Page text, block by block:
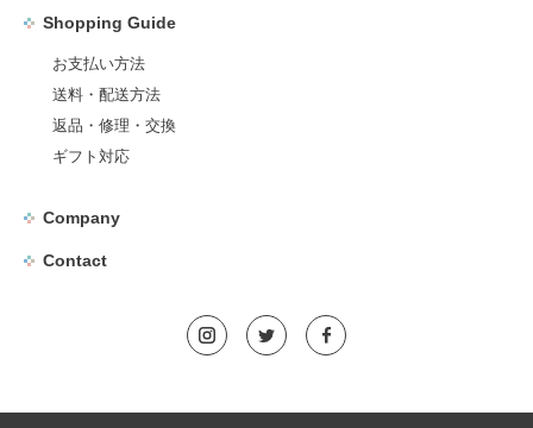
Shopping Guide
お支払い方法
送料・配送方法
返品・修理・交換
ギフト対応
Company
Contact